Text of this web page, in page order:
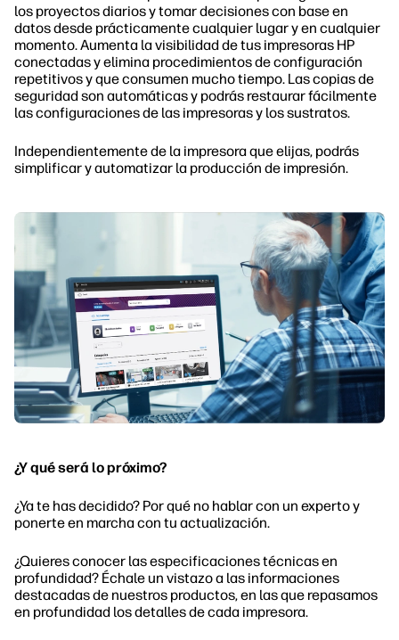
los proyectos diarios y tomar decisiones con base en
datos desde prácticamente cualquier lugar y en cualquier
momento. Aumenta la visibilidad de tus impresoras HP
conectadas y elimina procedimientos de configuración
repetitivos y que consumen mucho tiempo. Las copias de
seguridad son automáticas y podrás restaurar fácilmente
las configuraciones de las impresoras y los sustratos.
Independientemente de la impresora que elijas, podrás
simplificar y automatizar la producción de impresión.
¿Y qué será lo próximo?
¿Ya te has decidido? Por qué no hablar con un experto y
ponerte en marcha con tu actualización.
¿Quieres conocer las especificaciones técnicas en
profundidad? Échale un vistazo a las informaciones
destacadas de nuestros productos, en las que repasamos
en profundidad los detalles de cada impresora.